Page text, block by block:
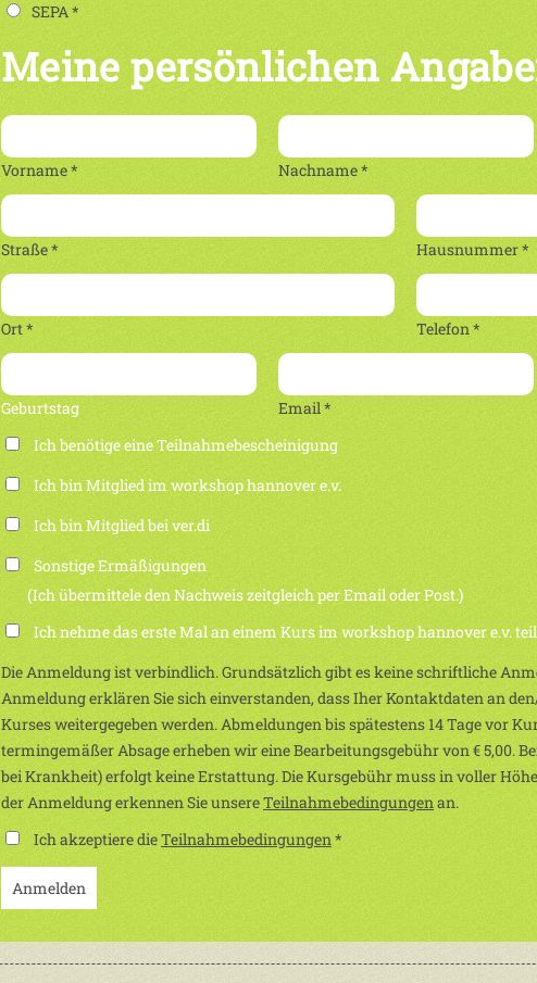
SEPA *
Meine persönlichen
Vorname * Nachname *
Straße * Hausnummer *
Ort * Telefon *
Geburtstag
Email *
Ich benötige eine Teilnahmebescheinigung
Ich bin Mitglied im workshop hannover e.v.
Ich bin Mitglied bei ver.di
Sonstige Ermäßigungen
(Ich übermittele den Nachweis zeitgleich per Email oder Post.)
Ich nehme das erste Mal an einem Kurs im workshop hannover e.v. teil
Die Anmeldung ist verbindlich. Grundsätzlich gibt es keine schriftliche
Anmeldung erklären Sie sich einverstanden, dass Iher Kontaktdaten an
Kurses weitergegeben werden. Abmeldungen bis spätestens 14 Tage vor
termingemäßer Absage erheben wir eine Bearbeitungsgebühr von € 5,00.
bei Krankheit) erfolgt keine Erstattung. Die Kursgebühr muss in voller
der Anmeldung erkennen Sie unsereTeilnahmebedingungenan.
Ich akzeptiere dieTeilnahmebedingungen*
Anmelden